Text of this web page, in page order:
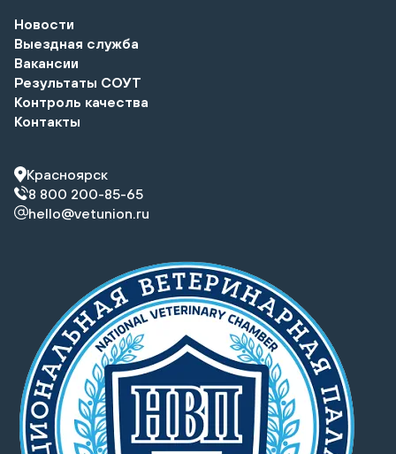
Новости
Выездная служба
Вакансии
Результаты СОУТ
Контроль качества
Контакты
Красноярск
8 800 200-85-65
hello@vetunion.ru